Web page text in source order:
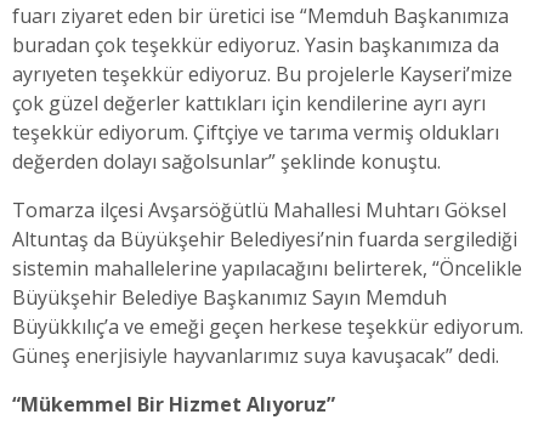
fuarı ziyaret eden bir üretici ise “Memduh Başkanımıza
buradan çok teşekkür ediyoruz. Yasin başkanımıza da
ayrıyeten teşekkür ediyoruz. Bu projelerle Kayseri’mize
çok güzel değerler kattıkları için kendilerine ayrı ayrı
teşekkür ediyorum. Çiftçiye ve tarıma vermiş oldukları
değerden dolayı sağolsunlar” şeklinde konuştu.
Tomarza ilçesi Avşarsöğütlü Mahallesi Muhtarı Göksel
Altuntaş da Büyükşehir Belediyesi’nin fuarda sergilediği
sistemin mahallelerine yapılacağını belirterek, “Öncelikle
Büyükşehir Belediye Başkanımız Sayın Memduh
Büyükkılıç’a ve emeği geçen herkese teşekkür ediyorum.
Güneş enerjisiyle hayvanlarımız suya kavuşacak” dedi.
“Mükemmel Bir Hizmet Alıyoruz”